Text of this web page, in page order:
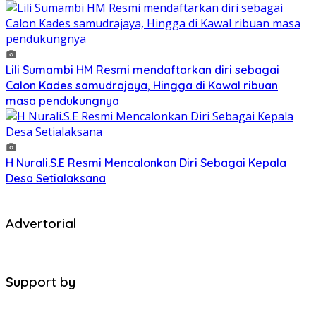
Lili Sumambi HM Resmi mendaftarkan diri sebagai
Calon Kades samudrajaya, Hingga di Kawal ribuan
masa pendukungnya
H Nurali.S.E Resmi Mencalonkan Diri Sebagai Kepala
Desa Setialaksana
Advertorial
Support by